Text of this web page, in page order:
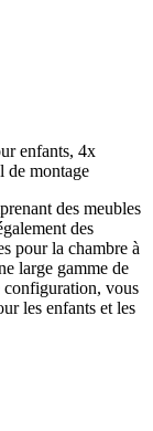
enfants, 4x
de montage
des meubles
des
pour la chambre à
large gamme de
configuration, vous
les enfants et les